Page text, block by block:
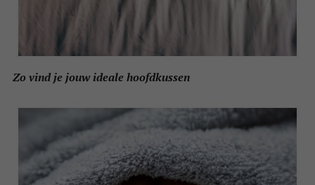
Zo vind je jouw ideale hoofdkussen